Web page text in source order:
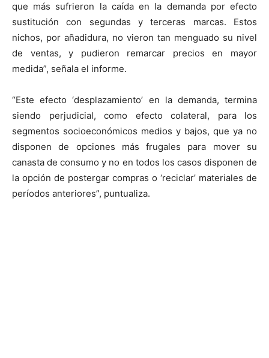
que más sufrieron la caída en la demanda por efecto
sustitución con segundas y terceras marcas. Estos
nichos, por añadidura, no vieron tan menguado su nivel
de ventas, y pudieron remarcar precios en mayor
medida”, señala el informe.
“Este efecto ‘desplazamiento’ en la demanda, termina
siendo perjudicial, como efecto colateral, para los
segmentos socioeconómicos medios y bajos, que ya no
disponen de opciones más frugales para mover su
canasta de consumo y no en todos los casos disponen de
la opción de postergar compras o ‘reciclar’ materiales de
períodos anteriores”, puntualiza.